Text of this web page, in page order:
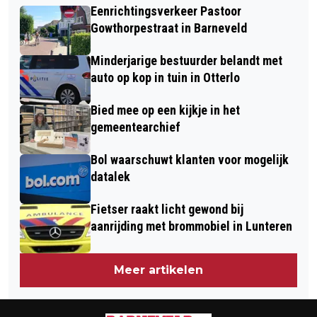
IN LUNTEREN
TUSSEN SCOOTER EN AUTO IN
BARNEVELD
Eenrichtingsverkeer Pastoor
Gowthorpestraat in Barneveld
Minderjarige bestuurder belandt met
auto op kop in tuin in Otterlo
Bied mee op een kijkje in het
gemeentearchief
Bol waarschuwt klanten voor mogelijk
datalek
Fietser raakt licht gewond bij
aanrijding met brommobiel in Lunteren
Meer artikelen